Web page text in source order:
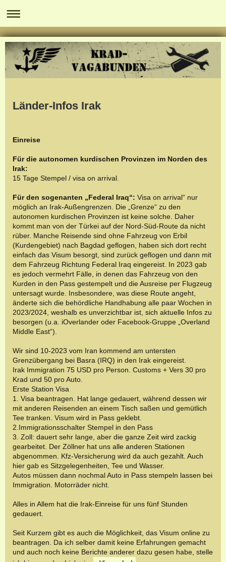
Länder-Infos Irak
Einreise
Für die autonomen kurdischen Provinzen im Norden des
Irak:
15 Tage Stempel / visa on arrival.
Für den sogenanten „Federal Iraq“: Visa on arrival“ nur
möglich an Irak-Außengrenzen. Die „Grenze“ zu den
autonomen kurdischen Provinzen ist keine solche. Daher
kommt man von der Türkei auf der Nord-Süd-Route da nicht
rüber. Manche Reisende sind ohne Fahrzeug von Erbil
(Kurdengebiet) nach Bagdad geflogen, haben sich dort recht
einfach das Visum besorgt, sind zurück geflogen und dann mit
dem Fahrzeug Richtung Federal Iraq eingereist. In 2023 gab
es jedoch vermehrt Fälle, in denen das Fahrzeug von den
Kurden in den Pass gestempelt und die Ausreise per Flugzeug
untersagt wurde. Insbesondere, was diese Route angeht,
änderte sich die behördliche Handhabung alle paar Wochen in
2023/2024, weshalb es unverzichtbar ist, sich aktuelle Infos zu
besorgen (u.a. iOverlander oder Facebook-Gruppe „Overland
Middle East“).
Wir sind 10-2023 vom Iran kommend am untersten
Grenzübergang bei Basra (IRQ) in den Irak eingereist.
Irak Immigration 75 USD pro Person. Customs + Vers 30 pro
Krad und 50 pro Auto.
Erste Station Visa
1. Visa beantragen. Hat lange gedauert, während dessen wir
mit anderen Reisenden an einem Tisch saßen und gemütlich
Tee tranken. Visum wird in Pass geklebt.
2.Immigrationsschalter Stempel in den Pass
3. Zoll: dauert sehr lange, aber die ganze Zeit wird zackig
gearbeitet. Der Zöllner hat uns alle anderen Stationen
abgenommen. Kfz-Versicherung wird da auch gezahlt. Auch
hier gab es Sitzgelegenheiten, Tee und Wasser.
Autos müssen dann nochmal Auto in Pass stempeln lassen bei
Immigration. Motorräder nicht.
Alles in Allem hat die Irak-Einreise für uns fünf Stunden
gedauert.
Seit Kurzem gibt es auch die Möglichkeit, das Visum online zu
beantragen. Da ich selber damit keine Erfahrungen gemacht
und auch noch keine Berichte anderer dazu gesen habe, stelle